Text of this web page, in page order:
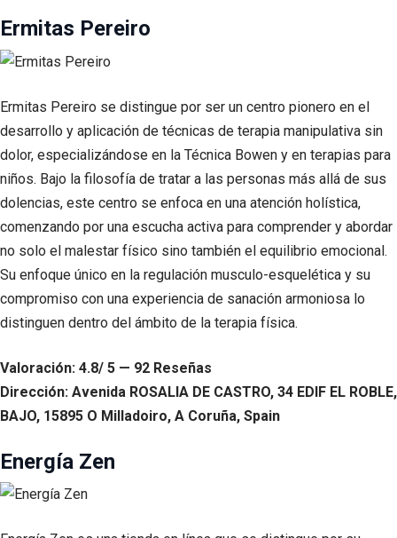
Ermitas Pereiro
Ermitas Pereiro se distingue por ser un centro pionero en el
desarrollo y aplicación de técnicas de terapia manipulativa sin
dolor, especializándose en la Técnica Bowen y en terapias para
niños. Bajo la filosofía de tratar a las personas más allá de sus
dolencias, este centro se enfoca en una atención holística,
comenzando por una escucha activa para comprender y abordar
no solo el malestar físico sino también el equilibrio emocional.
Su enfoque único en la regulación musculo-esquelética y su
compromiso con una experiencia de sanación armoniosa lo
distinguen dentro del ámbito de la terapia física.
Valoración: 4.8/ 5 — 92 Reseñas
Dirección: Avenida ROSALIA DE CASTRO, 34 EDIF EL ROBLE,
BAJO, 15895 O Milladoiro, A Coruña, Spain
Energía Zen